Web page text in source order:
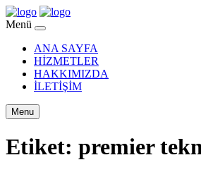
Menü
ANA SAYFA
HİZMETLER
HAKKIMIZDA
İLETİŞİM
Menu
Etiket: premier